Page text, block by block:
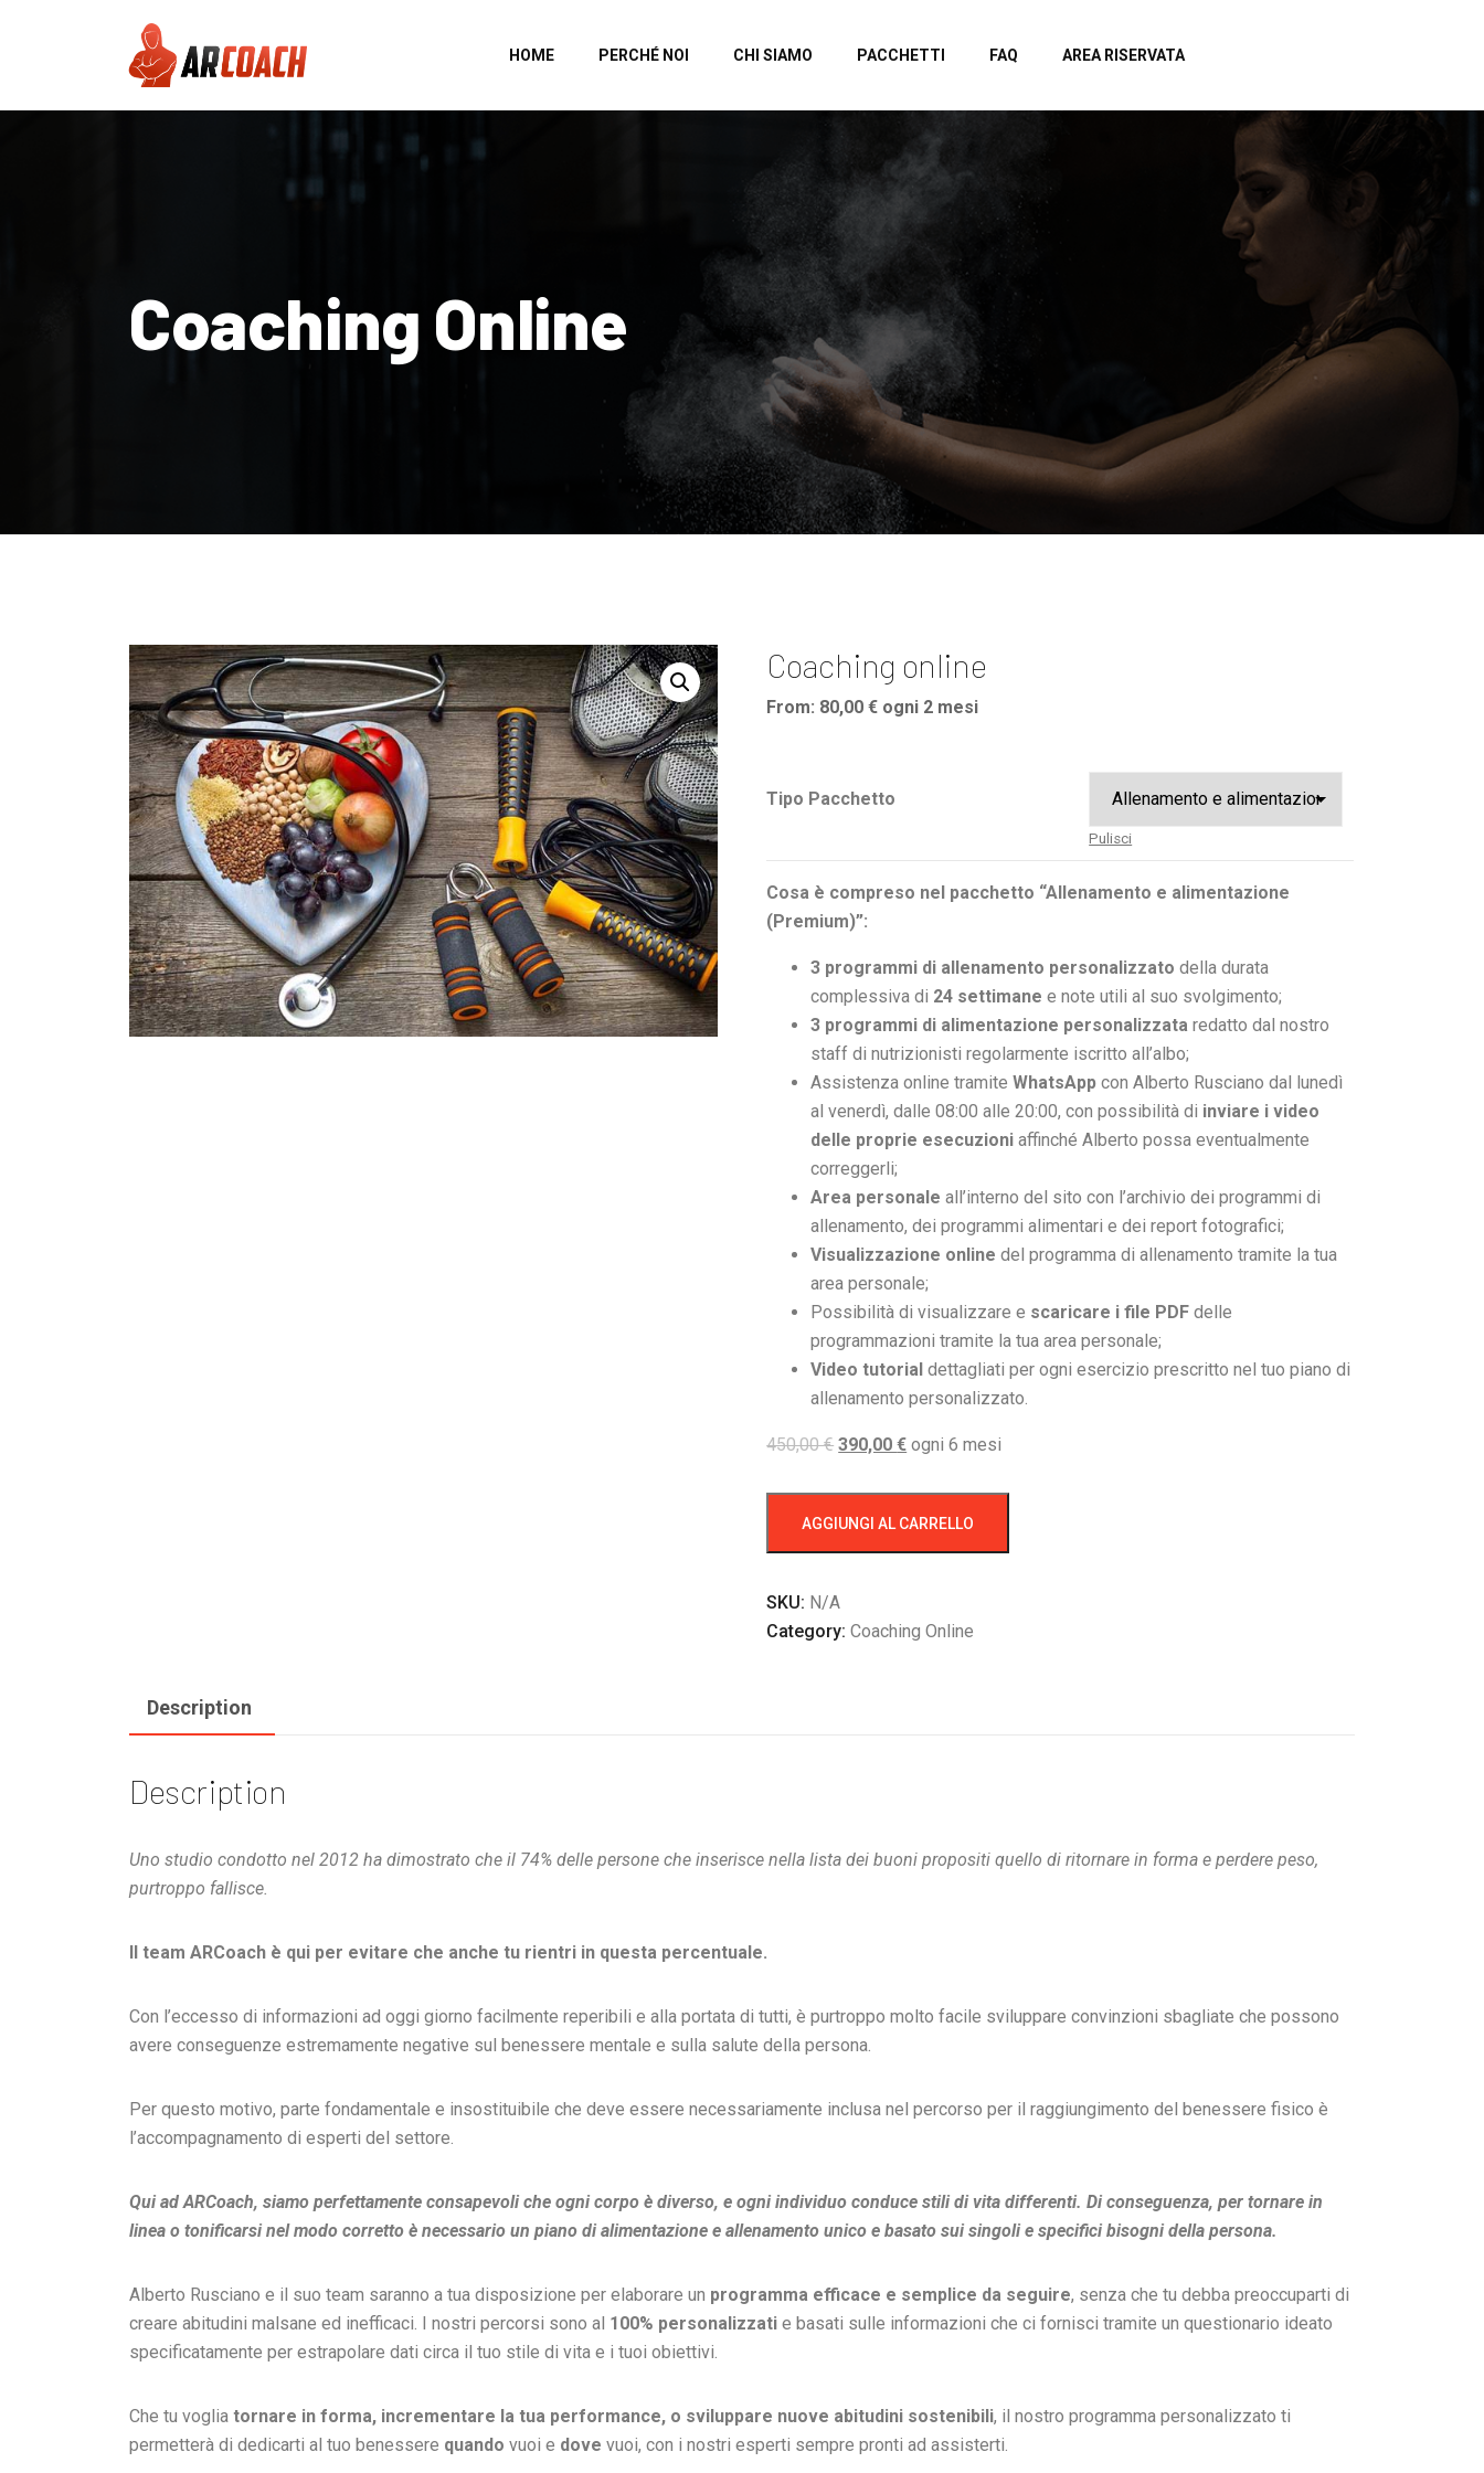
HOME PERCHÉ NOI CHI SIAMO PACCHETTI FAQ AREA RISERVATA
Coaching Online
Coaching online
From: 80,00€ ogni 2 mesi
Tipo Pacchetto
Pulisci
Cosa è compreso nel pacchetto “Allenamento e alimentazione
(Premium)”:
3 programmi di allenamento personalizzato della durata
complessiva di 24 settimane e note utili al suo svolgimento;
3 programmi di alimentazione personalizzata redatto dal nostro
staff di nutrizionisti regolarmente iscritto all’albo;
Assistenza online tramiteWhatsApp con Alberto Rusciano dal lunedì
al venerdì, dalle 08:00 alle 20:00, con possibilità di inviare i video
delle proprie esecuzioni affinché Alberto possa eventualmente
correggerli;
Area personale all’interno del sito con l’archivio dei programmi di
allenamento, dei programmi alimentari e dei report fotografici;
Visualizzazione online del programma di allenamento tramite la tua
area personale;
Possibilità di visualizzare e scaricare i file PDF delle
programmazioni tramite la tua area personale;
Video tutorial dettagliati per ogni esercizio prescritto nel tuo piano di
allenamento personalizzato.
450,00€ 390,00€ ogni 6 mesi
AGGIUNGI AL CARRELLO
SKU: N/A
Category:Coaching Online
Description
Description
Uno studio condotto nel 2012 ha dimostrato che il 74% delle persone che inserisce nella lista dei buoni propositi quello di ritornare in forma e perdere peso,
purtroppo fallisce.
Il team ARCoach è qui per evitare che anche tu rientri in questa percentuale.
Con l’eccesso di informazioni ad oggi giorno facilmente reperibili e alla portata di tutti, è purtroppo molto facile sviluppare convinzioni sbagliate che possono
avere conseguenze estremamente negative sul benessere mentale e sulla salute della persona.
Per questo motivo, parte fondamentale e insostituibile che deve essere necessariamente inclusa nel percorso per il raggiungimento del benessere fisico è
l’accompagnamento di esperti del settore.
Qui ad ARCoach, siamo perfettamente consapevoli che ogni corpo è diverso, e ogni individuo conduce stili di vita differenti. Di conseguenza, per tornare in
linea o tonificarsi nel modo corretto è necessario un piano di alimentazione e allenamento unico e basato sui singoli e specifici bisogni della persona.
Alberto Rusciano e il suo team saranno a tua disposizione per elaborare un programma efficace e semplice da seguire, senza che tu debba preoccuparti di
creare abitudini malsane ed inefficaci. I nostri percorsi sono al 100% personalizzati e basati sulle informazioni che ci fornisci tramite un questionario ideato
specificatamente per estrapolare dati circa il tuo stile di vita e i tuoi obiettivi.
Che tu voglia tornare in forma, incrementare la tua performance, o sviluppare nuove abitudini sostenibili, il nostro programma personalizzato ti
permetterà di dedicarti al tuo benessere quando vuoi e dove vuoi, con i nostri esperti sempre pronti ad assisterti.